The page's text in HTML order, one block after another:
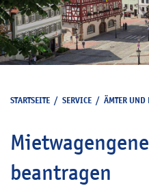
STARTSEITE / SERVICE / ÄMTER UND
beantragen